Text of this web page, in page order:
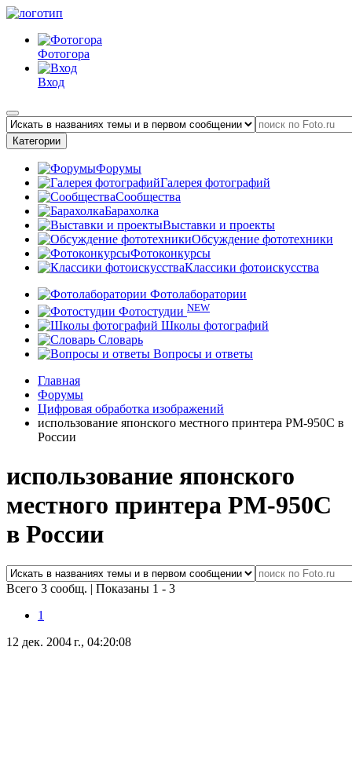
Фотогора
Вход
Категории
Форумы
Галерея фотографий
Сообщества
Барахолка
Выставки и проекты
Обсуждение фототехники
Фотоконкурсы
Классики фотоискусства
Фотолаборатории
Фотостудии NEW
Школы фотографий
Словарь
Вопросы и ответы
Главная
Форумы
Цифровая обработка изображений
использование японского местного принтера PM-950C в
России
использование японского
местного принтера PM-950C
в России
Всего 3 сообщ. | Показаны 1 - 3
1
12 дек. 2004 г., 04:20:08